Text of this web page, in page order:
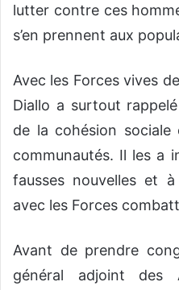
lutter contre ces
s’en prennent aux
Avec les Forces vives
Diallo a surtout
de la cohésion sociale
communautés. Il les a
fausses nouvelles et
avec les Forces
Avant de prendre
général adjoint des